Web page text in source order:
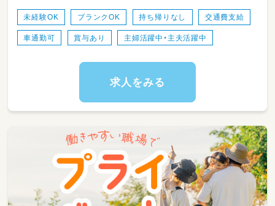
未経験OK ブランクOK 持ち帰りなし 交通費支給
車通勤可 賞与あり 主婦活躍中・主夫活躍中
求人をみる